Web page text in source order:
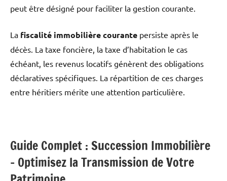
peut être désigné pour faciliter la gestion courante.
La fiscalité immobilière courante persiste après le
décès. La taxe foncière, la taxe d’habitation le cas
échéant, les revenus locatifs génèrent des obligations
déclaratives spécifiques. La répartition de ces charges
entre héritiers mérite une attention particulière.
Guide Complet : Succession Immobilière
– Optimisez la Transmission de Votre